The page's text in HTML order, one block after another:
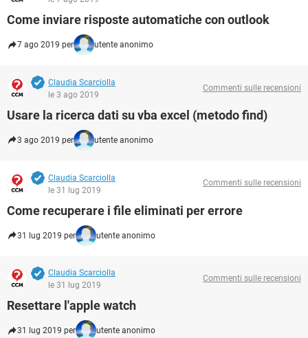
Come inviare risposte automatiche con outlook
7 ago 2019 per utente anonimo
Claudia Scarciolla
le 3 ago 2019
Commenti sulle recensioni
Usare la ricerca dati su vba excel (metodo find)
3 ago 2019 per utente anonimo
Claudia Scarciolla
le 31 lug 2019
Commenti sulle recensioni
Come recuperare i file eliminati per errore
31 lug 2019 per utente anonimo
Claudia Scarciolla
le 31 lug 2019
Commenti sulle recensioni
Resettare l'apple watch
31 lug 2019 per utente anonimo